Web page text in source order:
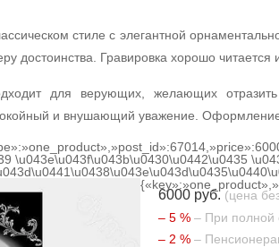
стиле с элегантной
достоинства. Гравировка хорошо
для верующих, желающих
и внушающий уважение. Оформление
\u043e\u043f\u043b\u0430\u0442\u0435
6000 руб. (цена
– 5 % – При полной
– 2 % –